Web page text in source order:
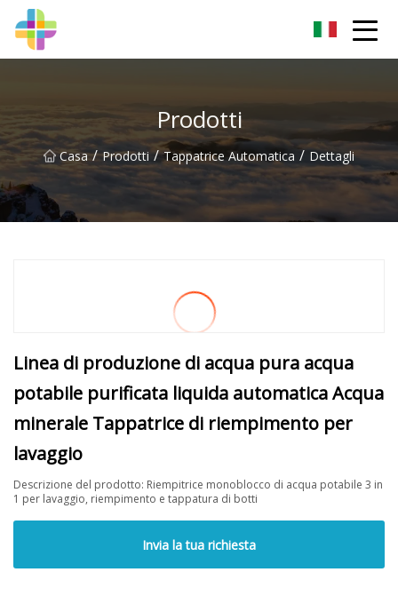
Prodotti
Casa / Prodotti / Tappatrice Automatica / Dettagli
Linea di produzione di acqua pura acqua
potabile purificata liquida automatica Acqua
minerale Tappatrice di riempimento per
lavaggio
Descrizione del prodotto: Riempitrice monoblocco di acqua potabile 3 in
1 per lavaggio, riempimento e tappatura di botti
Invia la tua richiesta